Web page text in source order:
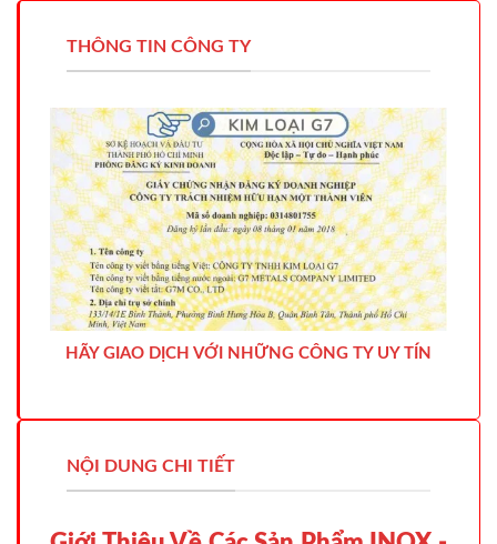
THÔNG TIN CÔNG TY
HÃY GIAO DỊCH VỚI NHỮNG CÔNG TY UY TÍN
NỘI DUNG CHI TIẾT